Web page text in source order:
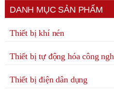
DANH MỤC SẢN PHẨM
Thiết bị khí nén
Thiết bị tự động hóa công
Thiết bị điện dân dụng